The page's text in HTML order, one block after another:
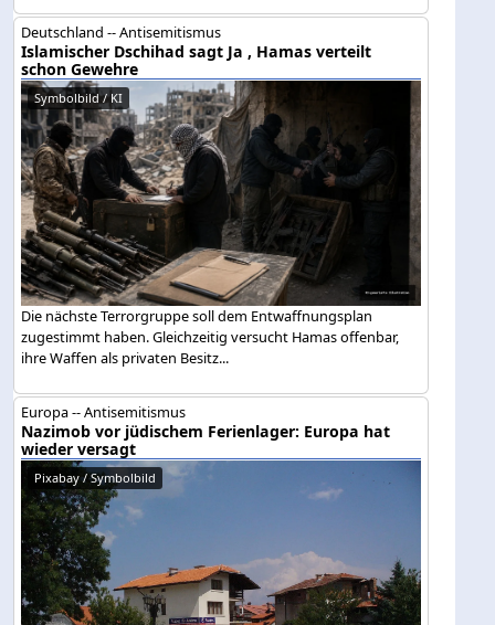
Deutschland -- Antisemitismus
Islamischer Dschihad sagt Ja , Hamas verteilt
schon Gewehre
Symbolbild / KI
Die nächste Terrorgruppe soll dem Entwaffnungsplan
zugestimmt haben. Gleichzeitig versucht Hamas offenbar,
ihre Waffen als privaten Besitz...
Europa -- Antisemitismus
Nazimob vor jüdischem Ferienlager: Europa hat
wieder versagt
Pixabay / Symbolbild